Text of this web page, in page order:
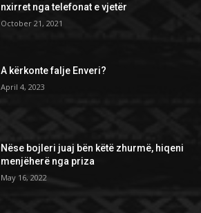
nxirret nga telefonat e vjetër
October 21, 2021
A kërkonte falje Enveri?
April 4, 2023
Nëse bojleri juaj bën këtë zhurmë, hiqeni
menjëherë nga priza
May 16, 2022